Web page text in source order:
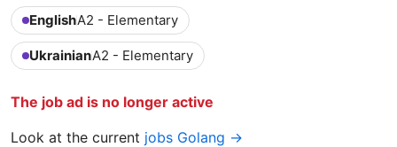
EnglishA2 - Elementary
UkrainianA2 - Elementary
The job ad is no longer active
Look at the current jobs Golang →